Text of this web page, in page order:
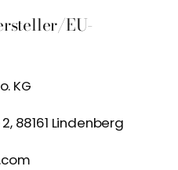
EU-
KG
88161 Lindenberg